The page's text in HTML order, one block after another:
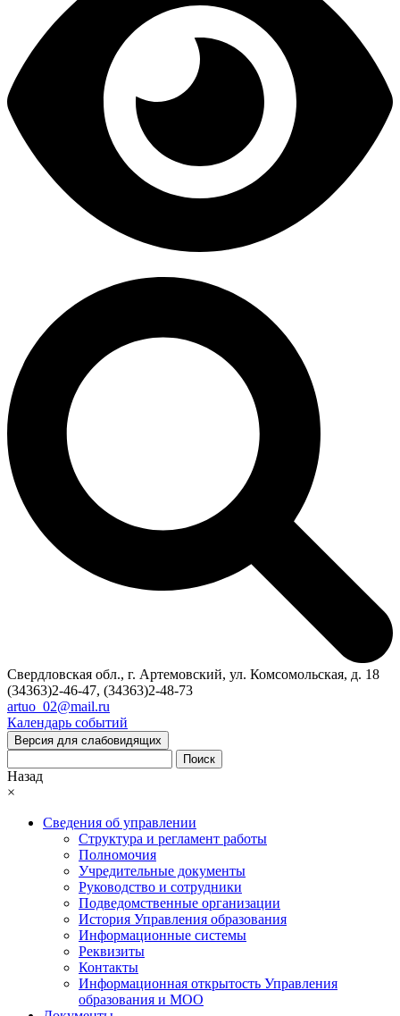
Свердловская обл., г. Артемовский, ул. Комсомольская, д. 18
(34363)2-46-47, (34363)2-48-73
artuo_02@mail.ru
Календарь событий
Версия для слабовидящих
Поиск
Назад
×
Сведения об управлении
Структура и регламент работы
Полномочия
Учредительные документы
Руководство и сотрудники
Подведомственные организации
История Управления образования
Информационные системы
Реквизиты
Контакты
Информационная открытость Управления
образования и МОО